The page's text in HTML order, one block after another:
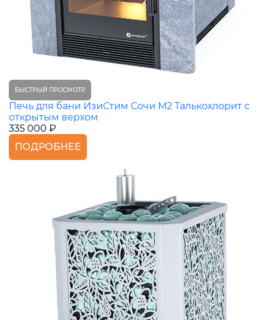
БЫСТРЫЙ ПРОСМОТР
Печь для бани ИзиСтим Сочи М2 Талькохлорит с
открытым верхом
335 000 ₽
ПОДРОБНЕЕ